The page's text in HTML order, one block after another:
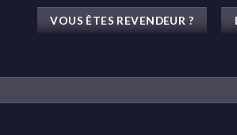
VOUS ÊTES REVENDEUR ?